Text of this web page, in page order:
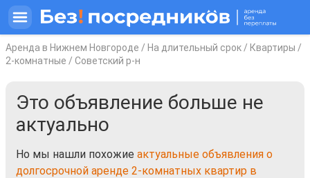
Аренда в Нижнем Новгороде / На длительный срок / Квартиры /
2-комнатные / Советский р-н
Это объявление больше не
актуально
Но мы нашли похожие актуальные объявления о
долгосрочной аренде 2-комнатных квартир в